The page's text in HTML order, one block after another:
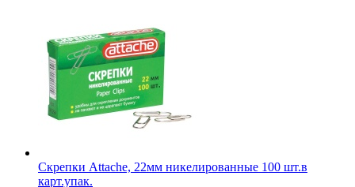
Скрепки Attache, 22мм никелированные 100 шт.в
карт.упак.